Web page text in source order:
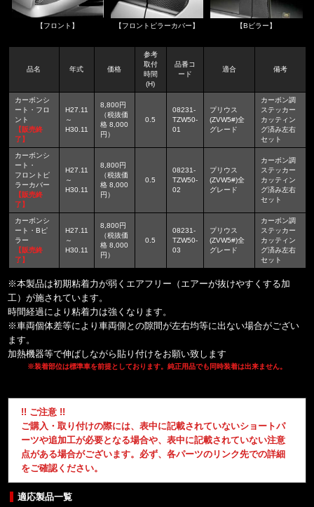
【フロント】 【フロントピラーカバー】 【Bビラー】
品名 年式 価格
参考
取付
時間
(H)
品番コ
ード
適合 備考
カーボンシ
ート・フロ
ント
【販売終
了】
H27.11
～
H30.11
8,800円
（税抜価
格 8,000
円）
0.5
08231-
TZW50-
01
プリウス
(ZVW5#)全
グレード
カーボン調
ステッカー
カッティン
グ済み左右
セット
カーボンシ
ート・
フロントピ
ラーカバー
【販売終
了】
H27.11
～
H30.11
8,800円
（税抜価
格 8,000
円）
0.5
08231-
TZW50-
02
プリウス
(ZVW5#)全
グレード
カーボン調
ステッカー
カッティン
グ済み左右
セット
カーボンシ
ート・Bピ
ラー
【販売終
了】
H27.11
～
H30.11
8,800円
（税抜価
格 8,000
円）
0.5
08231-
TZW50-
03
プリウス
(ZVW5#)全
グレード
カーボン調
ステッカー
カッティン
グ済み左右
セット
※本製品は初期粘着力が弱くエアフリー（エアーが抜けやすくする加
工）が施されています。
時間経過により粘着力は強くなります。
※車両個体差等により車両側との隙間が左右均等に出ない場合がござい
ます。
加熱機器等で伸ばしながら貼り付けをお願い致します
※装着部位は標準車を前提としております。純正用品でも同時装着は出来ません。
!! ご注意 !!
ご購入・取り付けの際には、表中に記載されていないショートパ
ーツや追加工が必要となる場合や、表中に記載されていない注意
点がある場合がございます。必ず、各パーツのリンク先での詳細
をご確認ください。
適応製品一覧